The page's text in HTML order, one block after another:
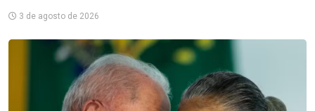
3 de agosto de 2026